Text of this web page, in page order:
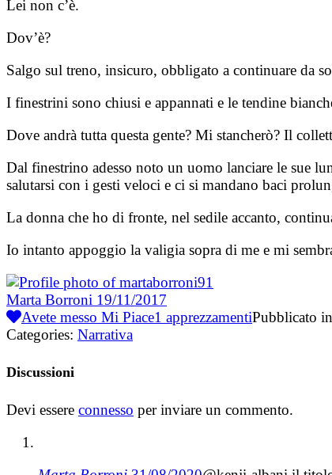
Lei non c’è.
Dov’è?
Salgo sul treno, insicuro, obbligato a continuare da
I finestrini sono chiusi e appannati e le tendine
Dove andrà tutta questa gente? Mi stancherò? Il
Dal finestrino adesso noto un uomo lanciare le sue
salutarsi con i gesti veloci e ci si mandano baci
La donna che ho di fronte, nel sedile accanto,
Io intanto appoggio la valigia sopra di me e mi
Marta Borroni 19/11/2017
Avete messo Mi Piace1 apprezzamentiPubblicato in
Categories: Narrativa
Discussioni
Devi essere connesso per inviare un commento.